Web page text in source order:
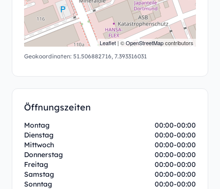
Leaflet | ©OpenStreetMapcontributors
Geokoordinaten: 51.506882716, 7.393316031
Öffnungszeiten
Montag
00:00-00:00
Dienstag
00:00-00:00
Mittwoch
00:00-00:00
Donnerstag
00:00-00:00
Freitag
00:00-00:00
Samstag
00:00-00:00
Sonntag
00:00-00:00